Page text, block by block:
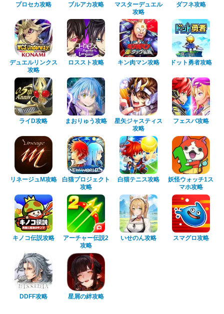
プロセカ攻略 ブルアカ攻略
マスターデュエル
攻略
ダフネ攻略
デュエルリンクス
攻略
ロススト攻略 キン肉マン攻略 ドット勇者攻略
ライD攻略 まおりゅう攻略
星矢ジャスティス
攻略
フェスバ攻略
リネージュM攻略
白猫プロジェクト
攻略
白猫テニス攻略
妖怪ウォッチ1ス
マホ攻略
キノコ伝説攻略
アーチャー伝説2
攻略
いせのん攻略 スマグロ攻略
DDFF攻略 星屑の絆攻略